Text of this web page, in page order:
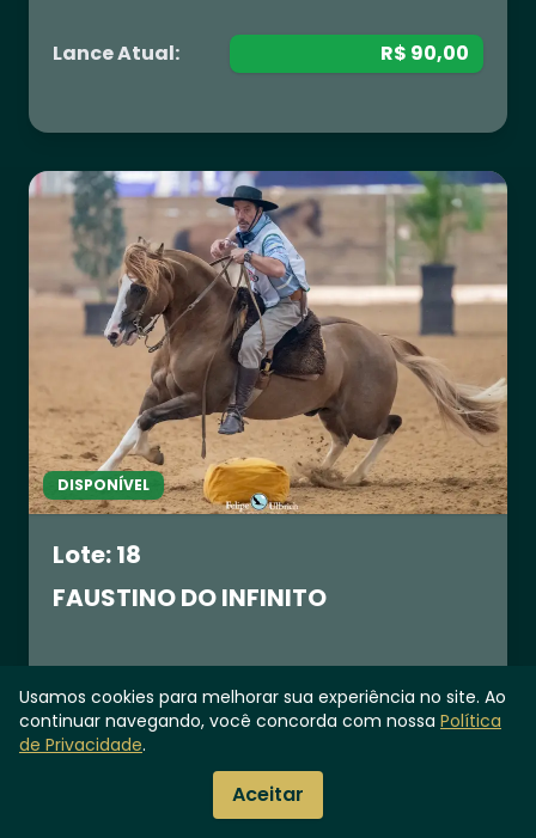
Lance Atual: R$ 90,00
DISPONÍVEL
Lote: 18
FAUSTINO DO INFINITO
PRÉ-LANCE ENCERRADO
Vendas Diretas
Usamos cookies para melhorar sua experiência no site. Ao
continuar navegando, você concorda com nossa Política
de Privacidade.
Aceitar